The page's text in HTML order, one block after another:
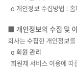
ο 개인정보 수집방법 :
■ 개인정보의 수집 및
회사는 수집한 개인정보
ο 회원 관리
회원제 서비스 이용에